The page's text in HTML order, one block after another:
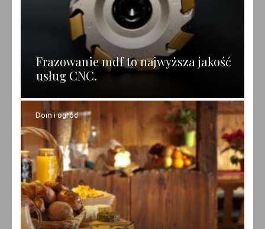
Frazowanie mdf to najwyższa jakość
usług CNC.
Dom i ogród